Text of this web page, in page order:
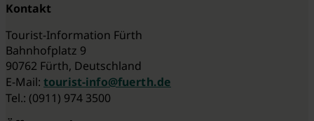
Kontakt
Tourist-Information Fürth
Bahnhofplatz 9
90762 Fürth, Deutschland
E-Mail: tourist-info@fuerth.de
Tel.: (0911) 974 3500